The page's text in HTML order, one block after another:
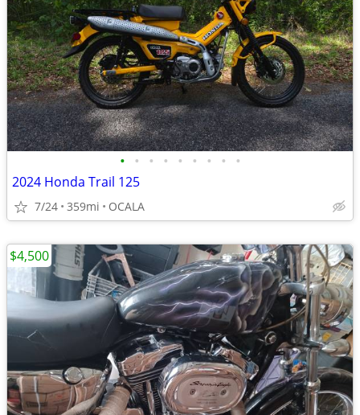
• • • • • • • • •
2024 Honda Trail 125
7/24 359mi OCALA
$4,500